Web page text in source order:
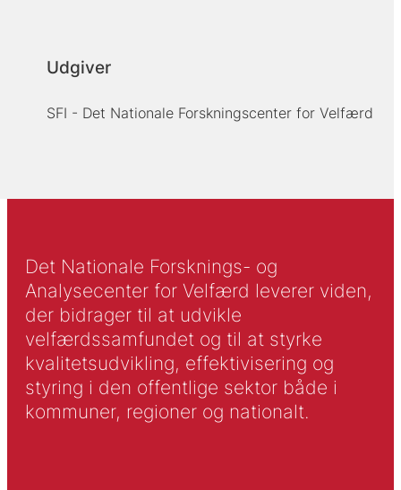
Udgiver
SFI - Det Nationale Forskningscenter for Velfærd
Det Nationale Forsknings- og
Analysecenter for Velfærd leverer viden,
der bidrager til at udvikle
velfærdssamfundet og til at styrke
kvalitetsudvikling, effektivisering og
styring i den offentlige sektor både i
kommuner, regioner og nationalt.